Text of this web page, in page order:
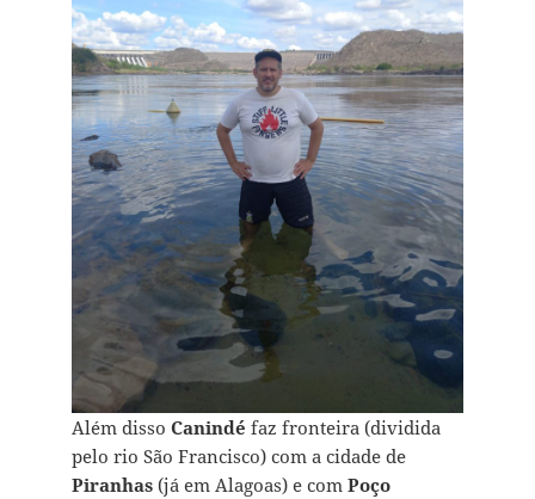
Além disso Canindé faz fronteira (dividida
pelo rio São Francisco) com a cidade de
Piranhas(já em Alagoas) e com Poço